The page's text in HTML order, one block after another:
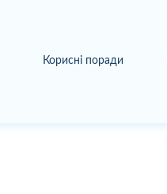
Корисні поради